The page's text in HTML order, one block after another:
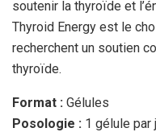
soutenir la thyroïde et
Thyroid Energy est le
recherchent un soutien
thyroïde.
Format : Gélules
Posologie : 1 gélule par